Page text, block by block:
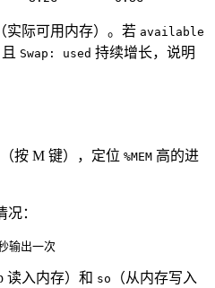
（实际可用内存）。若 available
Swap: used 持续增长，说明
按 M 键），定位 %MEM 高的进
：
出一次
读入内存）和 so
（从内存写入